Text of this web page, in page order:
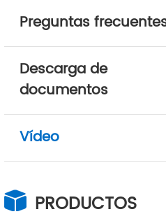
Preguntas
Descarga de
documentos
Vídeo
PRODUCTOS